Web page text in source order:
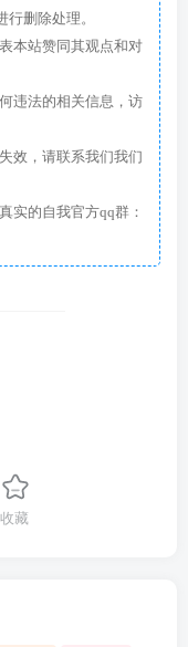
删除处理。
本站赞同其观点和对
违法的相关信息，访
效，请联系我们我们
实的自我官方qq群：
收藏